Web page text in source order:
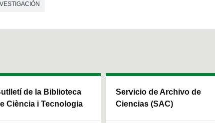
de la Biblioteca
Ciència i Tecnologia
Servicio de Archivo de
Ciencias (SAC)